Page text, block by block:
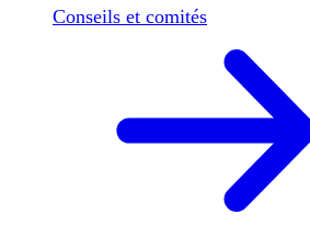
Conseils et comités